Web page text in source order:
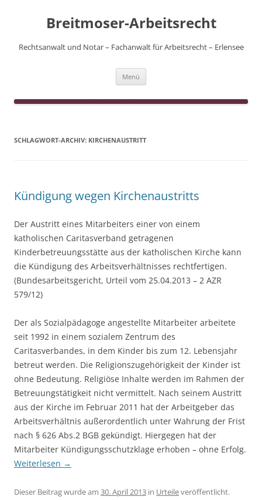
springenBreitmoser-Arbeitsrecht
Rechtsanwalt und Notar – Fachanwalt für Arbeitsrecht – Erlensee
Menü
SCHLAGWORT-ARCHIV: KIRCHENAUSTRITT
Kündigung wegen Kirchenaustritts
Der Austritt eines Mitarbeiters einer von einem
katholischen Caritasverband getragenen
Kinderbetreuungsstätte aus der katholischen Kirche kann
die Kündigung des Arbeitsverhältnisses rechtfertigen.
(Bundesarbeitsgericht, Urteil vom 25.04.2013 – 2 AZR
579/12)
Der als Sozialpädagoge angestellte Mitarbeiter arbeitete
seit 1992 in einem sozialem Zentrum des
Caritasverbandes, in dem Kinder bis zum 12. Lebensjahr
betreut werden. Die Religionszugehörigkeit der Kinder ist
ohne Bedeutung. Religiöse Inhalte werden im Rahmen der
Betreuungstätigkeit nicht vermittelt. Nach seinem Austritt
aus der Kirche im Februar 2011 hat der Arbeitgeber das
Arbeitsverhältnis außerordentlich unter Wahrung der Frist
nach § 626 Abs.2 BGB gekündigt. Hiergegen hat der
Mitarbeiter Kündigungsschutzklage erhoben – ohne Erfolg.
Weiterlesen →
Dieser Beitrag wurde am 30. April 2013 in Urteileveröffentlicht.